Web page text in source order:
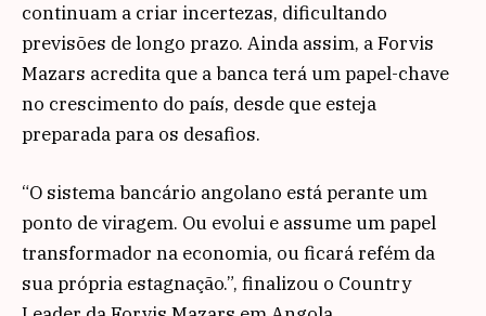
continuam a criar incertezas, dificultando
previsões de longo prazo. Ainda assim, a Forvis
Mazars acredita que a banca terá um papel-chave
no crescimento do país, desde que esteja
preparada para os desafios.
“O sistema bancário angolano está perante um
ponto de viragem. Ou evolui e assume um papel
transformador na economia, ou ficará refém da
sua própria estagnação.”, finalizou o Country